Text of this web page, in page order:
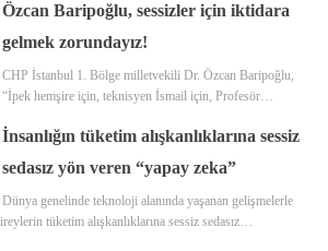
Özcan Baripoğlu, sessizler için iktidara
gelmek zorundayız!
CHP İstanbul 1. Bölge milletvekili Dr. Özcan Baripoğlu,
“İpek hemşire için, teknisyen İsmail için, Profesör…
İnsanlığın tüketim alışkanlıklarına sessiz
sedasız yön veren “yapay zeka”
Dünya genelinde teknoloji alanında yaşanan gelişmelerle
tüketim alışkanlıklarına sessiz sedasız…